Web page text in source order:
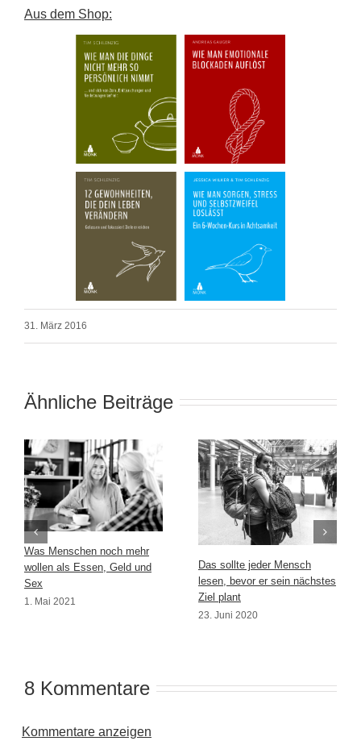
Aus dem Shop:
31. März 2016
Ähnliche Beiträge
Was Menschen noch mehr
wollen als Essen, Geld und
Sex
1. Mai 2021
Das sollte jeder Mensch
lesen, bevor er sein nächstes
Ziel plant
23. Juni 2020
8 Kommentare
Kommentare anzeigen